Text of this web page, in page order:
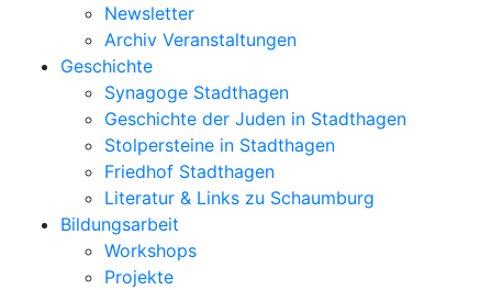
Newsletter
Archiv Veranstaltungen
Geschichte
Synagoge Stadthagen
Geschichte der Juden in Stadthagen
Stolpersteine in Stadthagen
Friedhof Stadthagen
Literatur & Links zu Schaumburg
Bildungsarbeit
Workshops
Projekte